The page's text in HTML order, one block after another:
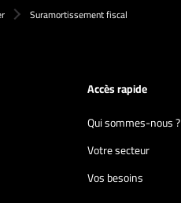
Suramortissement fiscal
Accès rapide
Qui sommes-nous ?
Votre secteur
Vos besoins